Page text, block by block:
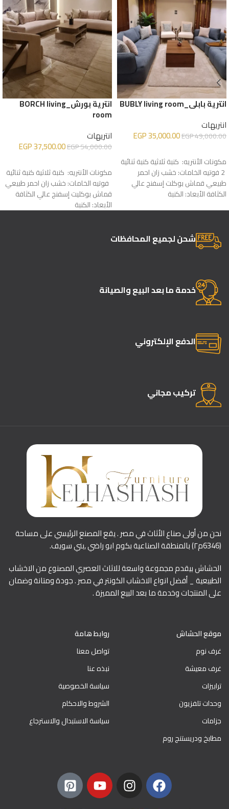
انترية بابلي_BUBLY living room
انتريهات
EGP49,000.00
EGP35,000.00
مكونات الأنتريه: كنبة ثلاثية كنبة ثنائية
2 فوتيه الخامات: خشب زان احمر
طبيعي قماش بوكلت إسفنج عالي
الكثافة الأبعاد: الكنبة
انترية بورش_BORCH living
room
انتريهات
EGP54,000.00
EGP37,500.00
مكونات الأنتريه: كنبة ثلاثية كنبة ثنائية
فوتيه الخامات: خشب زان احمر طبيعي
قماش بوكليت إسفنج عالي الكثافة
الأبعاد: الكنبة
شحن لجميع المحافظات
خدمة ما بعد البيع والصيانة
الدفع الإلكتروني
تركيب مجاني
نحن من أولى صناع الأثاث في مصر . يقع المصنع الرئيسي على مساحة
(6346م٢) بالمنطقة الصناعية بكوم ابو راضي ,بني سويف.
الحشاش بيقدم مجموعة واسعة للاثاث العصري المصنوع من الاخشاب
الطبيعية _ أفضل انواع الاخشاب الكونتر في مصر . جودة ومتانة وضمان
على المنتجات وخدمة ما بعد البيع المميزة .
موقع الحشاش
غرف نوم
غرف معيشة
ترابيزات
وحدات تلفزيون
جزامات
مطابخ ودريستنج روم
روابط هامة
تواصل معنا
نبذه عنا
سياسة الخصوصية
الشروط والاحكام
سياسة الاستبدال والاسترجاع